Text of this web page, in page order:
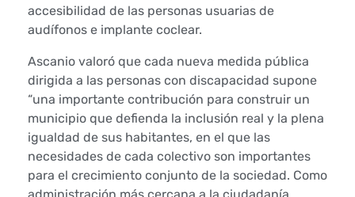
r
d
o
c
i
e
accesibilidad de las personas usuarias de
audífonos e implante coclear.
Ascanio valoró que cada nueva medida pública
dirigida a las personas con discapacidad supone
“una importante contribución para construir un
municipio que defienda la inclusión real y la plena
igualdad de sus habitantes, en el que las
necesidades de cada colectivo son importantes
para el crecimiento conjunto de la sociedad. Como